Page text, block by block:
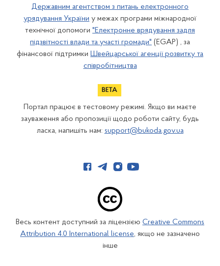
Державним агентством з питань електронного
урядування України у межах програми міжнародної
технічної допомоги "Електронне врядування задля
підзвітності влади та участі громади" (EGAP) , за
фінансової підтримки Швейцарської агенції розвитку та
співробітництва
Портал працює в тестовому режимі. Якщо ви маєте
зауваження або пропозиції щодо роботи сайту, будь
ласка, напишіть нам: support@bukoda.gov.ua
Весь контент доступний за ліцензією Creative Commons
Attribution 4.0 International license, якщо не зазначено
інше